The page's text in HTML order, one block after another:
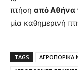
πτήση από Αθήνα
μία καθημερινή
TAGS
ΑΕΡΟΠΟΡΙΚΑ